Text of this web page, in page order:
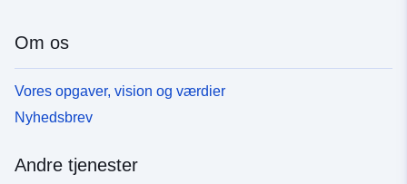
Om os
Vores opgaver, vision og værdier
Nyhedsbrev
Andre tjenester